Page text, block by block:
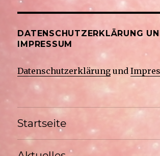
DATENSCHUTZERKLÄRUNG
IMPRESSUM
Datenschutzerklärung und
Startseite